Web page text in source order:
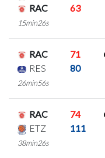
RAC
63
15min26s
RAC
71
RES
80
26min56s
RAC
74
ETZ
111
38min26s